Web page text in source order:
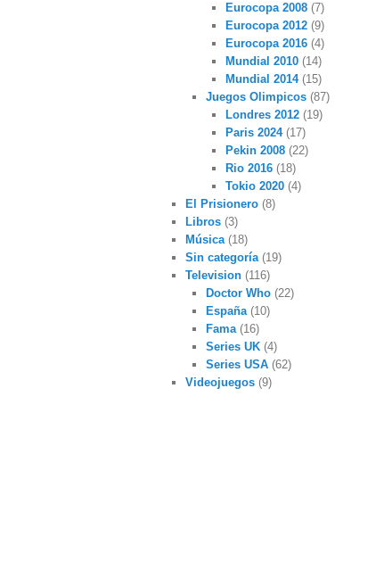
Eurocopa 2008 (7)
Eurocopa 2012 (9)
Eurocopa 2016 (4)
Mundial 2010 (14)
Mundial 2014(15)
Juegos Olimpicos(87)
Londres 2012 (19)
Paris 2024(17)
Pekin 2008 (22)
Rio 2016 (18)
Tokio 2020 (4)
El Prisionero (8)
Libros (3)
Música(18)
Sin categoría(19)
Television (116)
Doctor Who(22)
España(10)
Fama(16)
Series UK(4)
Series USA(62)
Videojuegos (9)